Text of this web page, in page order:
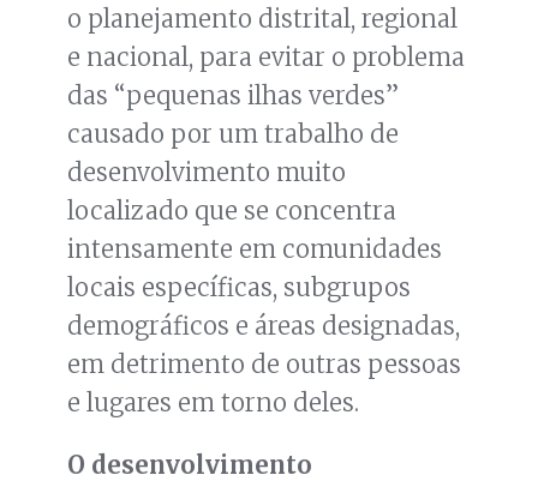
o planejamento distrital, regional
e nacional, para evitar o problema
das “pequenas ilhas verdes”
causado por um trabalho de
desenvolvimento muito
localizado que se concentra
intensamente em comunidades
locais específicas, subgrupos
demográficos e áreas designadas,
em detrimento de outras pessoas
e lugares em torno deles.
O desenvolvimento